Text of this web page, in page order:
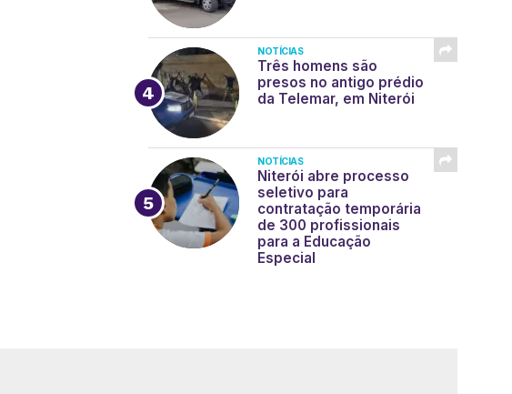
NOTÍCIAS
Três homens são
presos no antigo prédio
da Telemar, em Niterói
NOTÍCIAS
Niterói abre processo
seletivo para
contratação temporária
de 300 profissionais
para a Educação
Especial